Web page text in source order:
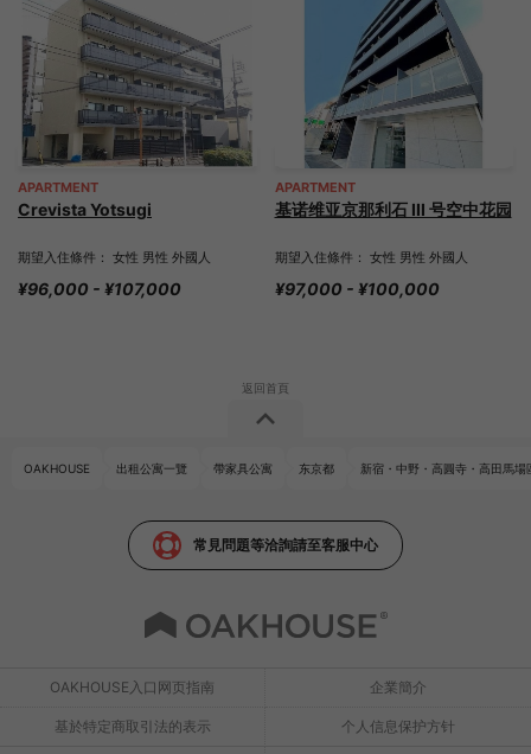
APARTMENT
Crevista Yotsugi
期望入住條件： 女性 男性 外國人
¥96,000 - ¥107,000
APARTMENT
基诺维亚京那利石 III 号空中花园
期望入住條件： 女性 男性 外國人
¥97,000 - ¥100,000
OAKHOUSE 出租公寓一覽 帶家具公寓 东京都 新宿・中野・高圓寺・高田馬場
常見問題等洽詢請至客服中心
OAKHOUSE入口网页指南 企業簡介
基於特定商取引法的表示 个人信息保护方针